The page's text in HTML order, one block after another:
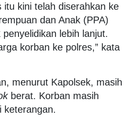
itu kini telah diserahkan ke
dan Anak (PPA)
lebih lanjut.
korban ke polres,” kata
menurut Kapolsek, masih
berat. Korban masih
keterangan.